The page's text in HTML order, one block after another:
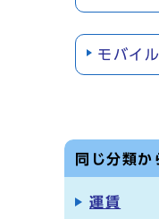
モバイ
同じ分類か
運賃